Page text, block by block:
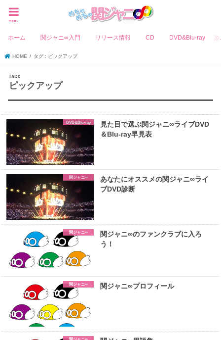
menu
ホーム 関ジャニ∞入門 リリース情報 CD DVD&Blu-ray
HOME タグ : ピックアップ
ピックアップ
DVD&Blu-ray
見た目で選ぶ関ジャニ∞ライブDVD
＆Blu-ray早見表
関ジャニ∞
あなたにオススメの関ジャニ∞ライ
ブDVD診断
関ジャニ∞
関ジャニ∞のファンクラブに入ろ
う！
関ジャニ∞ 関ジャニ∞プロフィール